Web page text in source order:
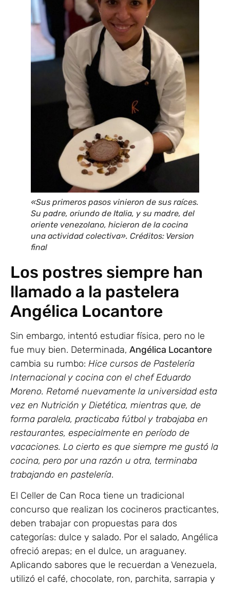
«Sus primeros pasos vinieron de sus raíces.
Su padre, oriundo de Italia, y su madre, del
oriente venezolano, hicieron de la cocina
una actividad colectiva». Créditos: Version
final
Los postres siempre han
llamado a la pastelera
Angélica Locantore
Sin embargo, intentó estudiar física, pero no le
fue muy bien. Determinada, Angélica Locantore
cambia su rumbo: Hice cursos de Pastelería
Internacional y cocina con el chef Eduardo
Moreno. Retomé nuevamente la universidad esta
vez en Nutrición y Dietética, mientras que, de
forma paralela, practicaba fútbol y trabajaba en
restaurantes, especialmente en período de
vacaciones. Lo cierto es que siempre me gustó la
cocina, pero por una razón u otra, terminaba
trabajando en pastelería.
El Celler de Can Roca tiene un tradicional
concurso que realizan los cocineros practicantes,
deben trabajar con propuestas para dos
categorías: dulce y salado. Por el salado, Angélica
ofreció arepas; en el dulce, un araguaney.
Aplicando sabores que le recuerdan a Venezuela,
utilizó el café, chocolate, ron, parchita, sarrapia y